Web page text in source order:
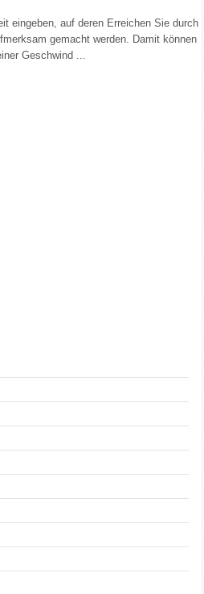
eingeben, auf deren Erreichen Sie durch
gemacht werden. Damit können
Geschwind ...